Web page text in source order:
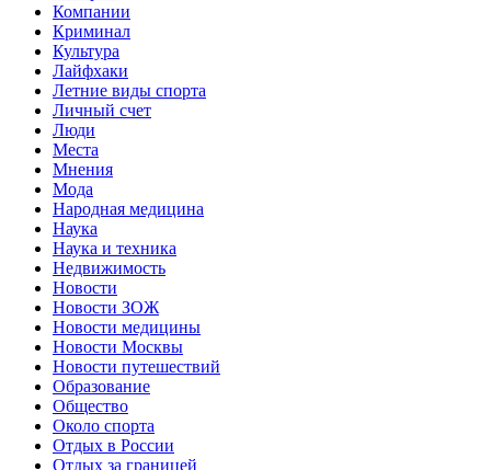
Компании
Криминал
Культура
Лайфхаки
Летние виды спорта
Личный счет
Люди
Места
Мнения
Мода
Народная медицина
Наука
Наука и техника
Недвижимость
Новости
Новости ЗОЖ
Новости медицины
Новости Москвы
Новости путешествий
Образование
Общество
Около спорта
Отдых в России
Отдых за границей